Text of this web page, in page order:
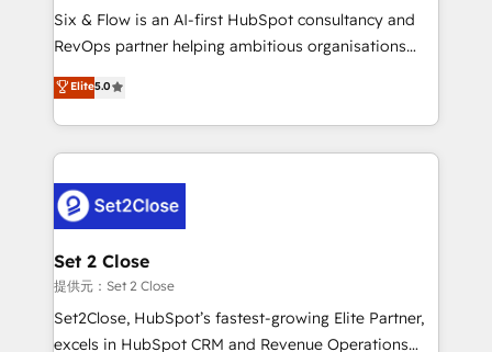
HubSpot environments that teams use with
confidence and that leadership can rely on for
Six & Flow is an AI-first HubSpot consultancy and
RevOps partner helping ambitious organisations
grow with clarity, confidence, and intelligence.
Operating across the UK, Netherlands, Ireland, and
Canada, we’ve delivered thousands of successful
HubSpot projects for mid-market and enterprise
combine HubSpot, data, and AI to design connected
go-to-market systems that align people, process,
and technology for predictable, scalable revenue
growth. Our expertise spans RevOps, CRM and data
architecture, AI enablement, and strategic marketing,
delivered through our proprietary FLAIR framework
Elite5.0
Set 2 Close
提供元：Set 2 Close
Set2Close, HubSpot’s fastest-growing Elite Partner,
excels in HubSpot CRM and Revenue Operations